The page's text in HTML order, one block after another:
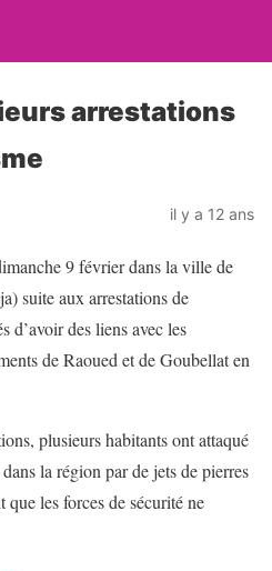
arrestations
il y a 12 ans
9 février dans la ville de
suite aux arrestations de
d’avoir des liens avec les
de Raoued et de Goubellat en
plusieurs habitants ont attaqué
la région par de jets de pierres
que les forces de sécurité ne